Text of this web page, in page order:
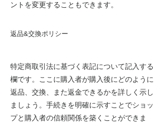
ントを変更することもできます。
返品&交換ポリシー
特定商取引法に基づく表記について記入する
欄です。ここに購入者が購入後にどのように
返品、交換、また返金できるかを詳しく示し
ましょう。手続きを明確に示すことでショッ
プと購入者の信頼関係を築くことができま